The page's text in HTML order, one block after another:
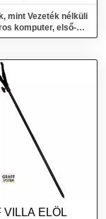
mint Vezeték nélküli
komputer, első-
lámpákkal és...
VILLA ELÖL